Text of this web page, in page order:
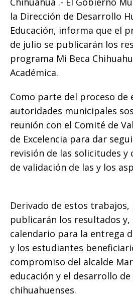
o
o
k
p
p
g
e
r
la Dirección de Desarrollo
Educación, informa que el
de julio se publicarán los
programa Mi Beca
Académica.
Como parte del proceso de
autoridades municipales
reunión con el Comité de
de Excelencia para dar
revisión de las solicitudes y
de validación de las y los
Derivado de estos
publicarán los resultados
calendario para la entrega
y los estudiantes
compromiso del alcalde
educación y el desarrollo
chihuahuenses.